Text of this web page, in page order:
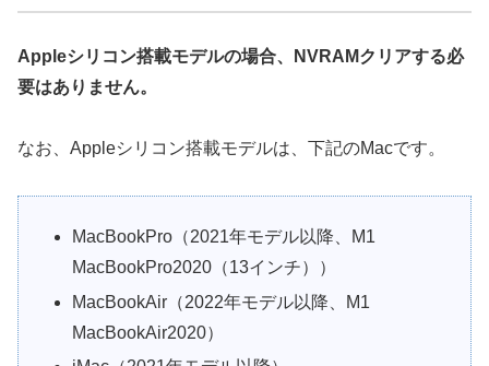
Appleシリコン搭載モデルの場合、NVRAMクリアする必
要はありません。
なお、Appleシリコン搭載モデルは、下記のMacです。
MacBookPro（2021年モデル以降、M1
MacBookPro2020（13インチ））
MacBookAir（2022年モデル以降、M1
MacBookAir2020）